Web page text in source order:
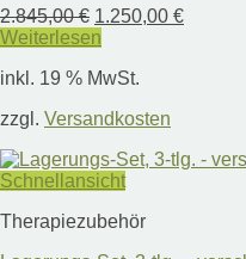
2.845,00€ Ursprünglicher
Preis
2.845,00 €
1.250,00 €
Weiterlesen
inkl. 19 % MwSt.
zzgl. Versandkosten
Schnellansicht
Therapiezubehör